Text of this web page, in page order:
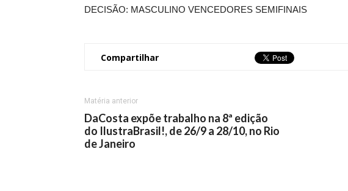
DECISÃO: MASCULINO VENCEDORES SEMIFINAIS
Compartilhar
Matéria anterior
DaCosta expõe trabalho na 8ª edição
do IlustraBrasil!, de 26/9 a 28/10, no Rio
de Janeiro